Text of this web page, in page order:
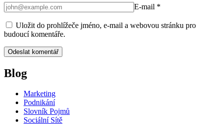
E-mail *
Uložit do prohlížeče jméno, e-mail a webovou stránku pro
budoucí komentáře.
Blog
Marketing
Podnikání
Slovník Pojmů
Sociální Sítě